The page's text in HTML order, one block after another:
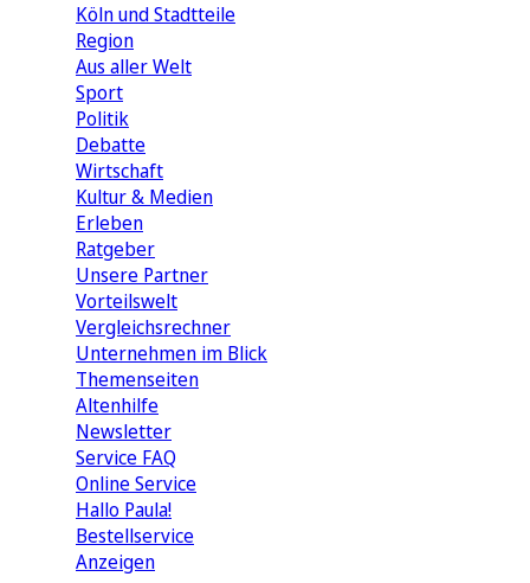
Köln und Stadtteile
Region
Aus aller Welt
Sport
Politik
Debatte
Wirtschaft
Kultur & Medien
Erleben
Ratgeber
Unsere Partner
Vorteilswelt
Vergleichsrechner
Unternehmen im Blick
Themenseiten
Altenhilfe
Newsletter
Service FAQ
Online Service
Hallo Paula!
Bestellservice
Anzeigen